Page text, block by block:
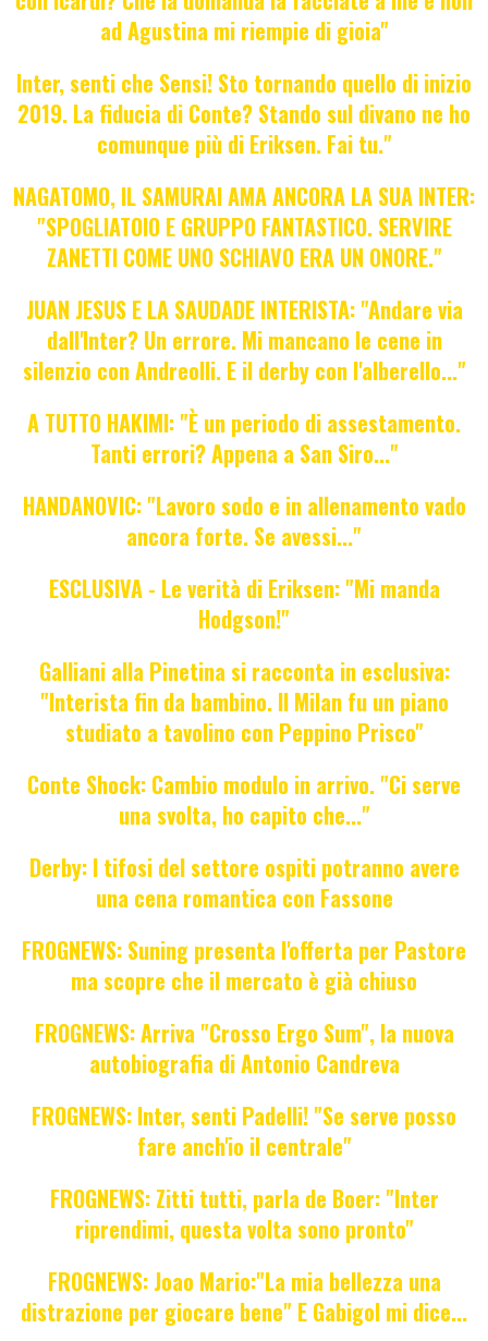
ad Agustina mi riempie di gioia"
Inter, senti che Sensi! Sto tornando quello di inizio
2019. La fiducia di Conte? Stando sul divano ne ho
comunque più di Eriksen. Fai tu."
NAGATOMO, IL SAMURAI AMA ANCORA LA SUA INTER:
"SPOGLIATOIO E GRUPPO FANTASTICO. SERVIRE
ZANETTI COME UNO SCHIAVO ERA UN ONORE."
JUAN JESUS E LA SAUDADE INTERISTA: "Andare via
dall'Inter? Un errore. Mi mancano le cene in
silenzio con Andreolli. E il derby con l'alberello..."
A TUTTO HAKIMI: "È un periodo di assestamento.
Tanti errori? Appena a San Siro..."
HANDANOVIC: "Lavoro sodo e in allenamento vado
ancora forte. Se avessi..."
ESCLUSIVA - Le verità di Eriksen: "Mi manda
Hodgson!"
Galliani alla Pinetina si racconta in esclusiva:
"Interista fin da bambino. Il Milan fu un piano
studiato a tavolino con Peppino Prisco"
Conte Shock: Cambio modulo in arrivo. "Ci serve
una svolta, ho capito che..."
Derby: I tifosi del settore ospiti potranno avere
una cena romantica con Fassone
FROGNEWS: Suning presenta l'offerta per Pastore
ma scopre che il mercato è già chiuso
FROGNEWS: Arriva "Crosso Ergo Sum", la nuova
autobiografia di Antonio Candreva
FROGNEWS: Inter, senti Padelli! "Se serve posso
fare anch'io il centrale"
FROGNEWS: Zitti tutti, parla de Boer: "Inter
riprendimi, questa volta sono pronto"
FROGNEWS: Joao Mario:"La mia bellezza una
distrazione per giocare bene" E Gabigol mi dice...